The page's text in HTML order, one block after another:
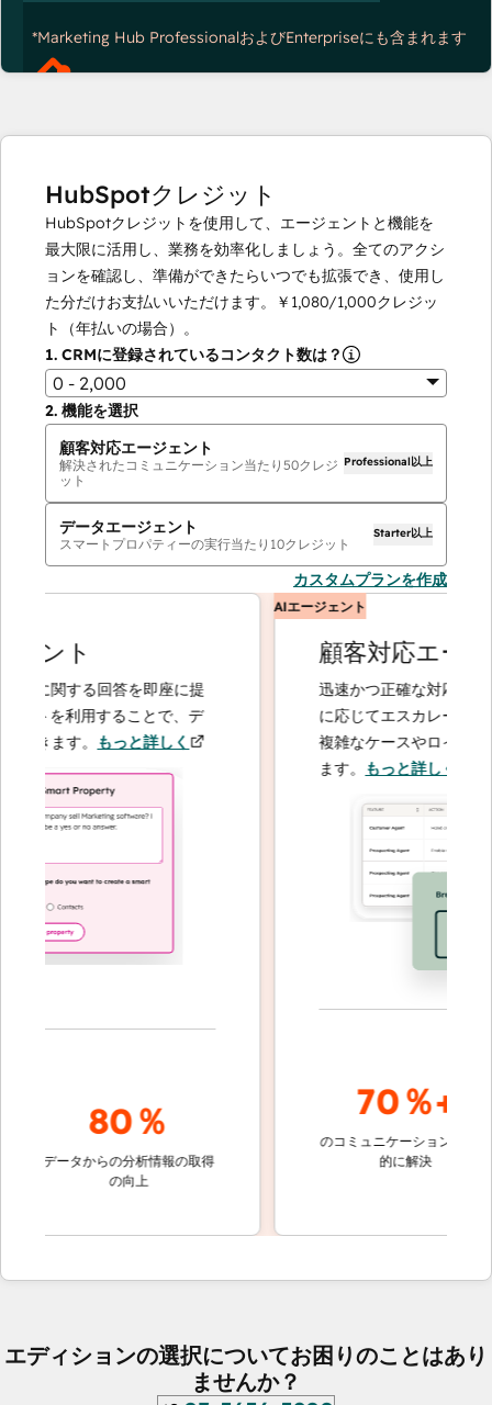
*Marketing Hub ProfessionalおよびEnterpriseにも含まれます
HubSpotクレジット
HubSpotクレジットを使用して、エージェントと機能を
最大限に活用し、業務を効率化しましょう。全てのアクシ
ョンを確認し、準備ができたらいつでも拡張でき、使用し
た分だけお支払いいただけます。
￥1,080/1,000クレジッ
ト（年払いの場合）。
1. CRMに登録されているコンタクト数は？
0 - 2,000
2. 機能を選択
顧客対応エージェント
解決されたコミュニケーション当たり 50クレジ
ット
Professional以上
データエージェント
スマートプロパティーの実行当たり 10クレジット
Starter以上
カスタムプランを作成
ント
関する回答を即座に提
を利用することで、デ
ます。もっと詳しく
80％
データからの分析情報の取得
の向上
AIエージェント
顧客対応エージェ
迅速かつ正確な対応で問い
に応じてエスカレーション
複雑なケースやロイヤルテ
ます。もっと詳しく
70％+
のコミュニケーションを自動
的に解決
エディションの選択についてお困りのことはあり
ませんか？